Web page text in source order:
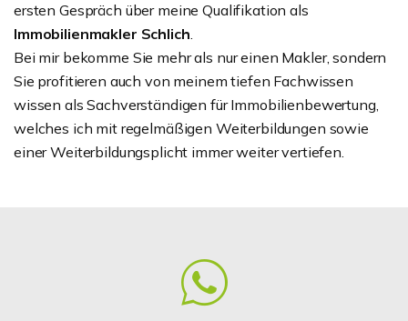
ersten Gespräch über meine Qualifikation als
Immobilienmakler Schlich.
Bei mir bekomme Sie mehr als nur einen Makler, sondern
Sie profitieren auch von meinem tiefen Fachwissen
wissen als Sachverständigen für Immobilienbewertung,
welches ich mit regelmäßigen Weiterbildungen sowie
einer Weiterbildungsplicht immer weiter vertiefen.